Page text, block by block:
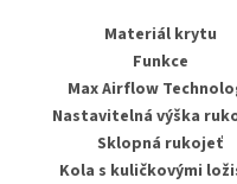
Materiál krytu
Funkce
Max Airflow
Nastavitelná výška
Sklopná rukojeť
Kola s kuličkovými